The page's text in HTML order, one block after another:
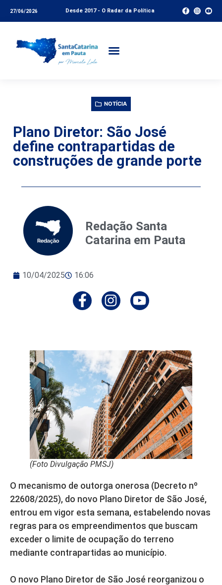
27/06/2026 Desde 2017 - O Radar da Política
NOTÍCIA
Plano Diretor: São José
define contrapartidas de
construções de grande porte
Redação Santa
Catarina em Pauta
10/04/2025 16:06
(Foto Divulgação PMSJ)
O mecanismo de outorga onerosa (Decreto nº
22608/2025), do novo Plano Diretor de São José,
entrou em vigor esta semana, estabelendo novas
regras para os empreendimentos que buscam
exceder o limite de ocupação do terreno
mediante contrapartidas ao município.
O novo Plano Diretor de São José reorganizou o